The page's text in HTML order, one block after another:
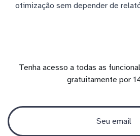
otimização sem depender de
Tenha acesso a todas as
gratuitamente por